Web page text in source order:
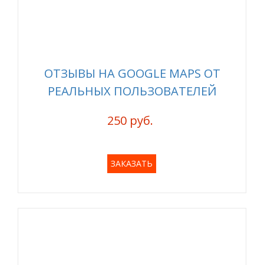
ОТЗЫВЫ НА GOOGLE MAPS ОТ
РЕАЛЬНЫХ ПОЛЬЗОВАТЕЛЕЙ
250 руб.
ЗАКАЗАТЬ